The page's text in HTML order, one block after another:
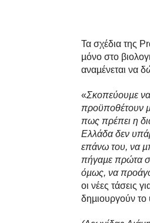
Τα σχέδια της
µόνο στο
αναµένεται να
«Σκοπεύουµε
προϋποθέτουν
πως πρέπει η
Ελλάδα δεν
επάνω του, να
πήγαµε πρώτα
όµως, να
οι νέες τάσεις
δηµιουργούν το